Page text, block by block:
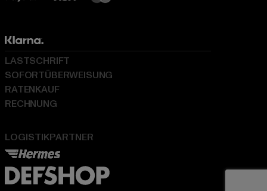
LOGISTIKPARTNER
LASTSCHRIFT
SOFORTÜBERWEISUNG
RATENKAUF
RECHNUNG